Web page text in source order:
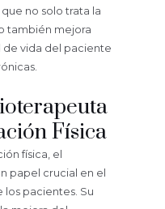
no solo trata la
también mejora
de vida del paciente
Física
física, el
papel crucial en el
pacientes. Su